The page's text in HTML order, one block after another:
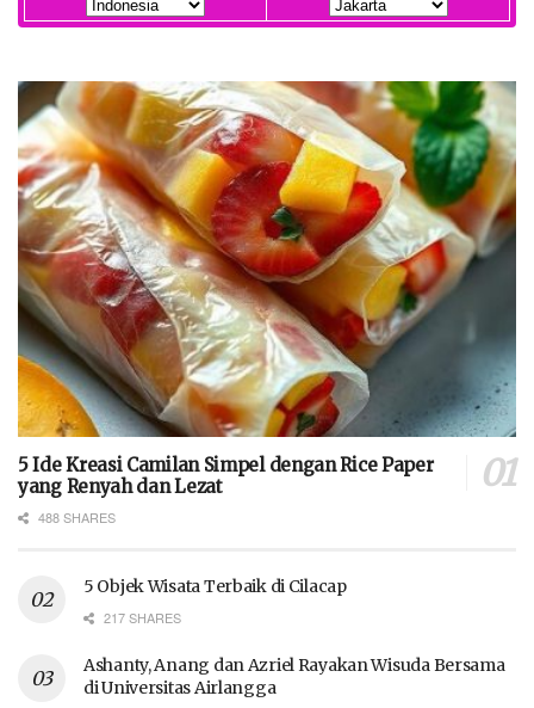
5 Ide Kreasi Camilan Simpel dengan Rice Paper
yang Renyah dan Lezat
488 SHARES
5 Objek Wisata Terbaik di Cilacap
217 SHARES
Ashanty, Anang dan Azriel Rayakan Wisuda Bersama
di Universitas Airlangga